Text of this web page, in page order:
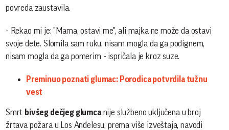
povreda zaustavila.
- Rekao mi je: "Mama, ostavi me", ali majka ne može da ostavi
svoje dete. Slomila sam ruku, nisam mogla da ga podignem,
nisam mogla da ga pomerim - ispričala je kroz suze.
Preminuo poznati glumac: Porodica potvrdila tužnu
vest
Smrt bivšeg dečjeg glumcanije službeno uključena u broj
žrtava požara u Los Anđelesu, prema više izveštaja, navodi